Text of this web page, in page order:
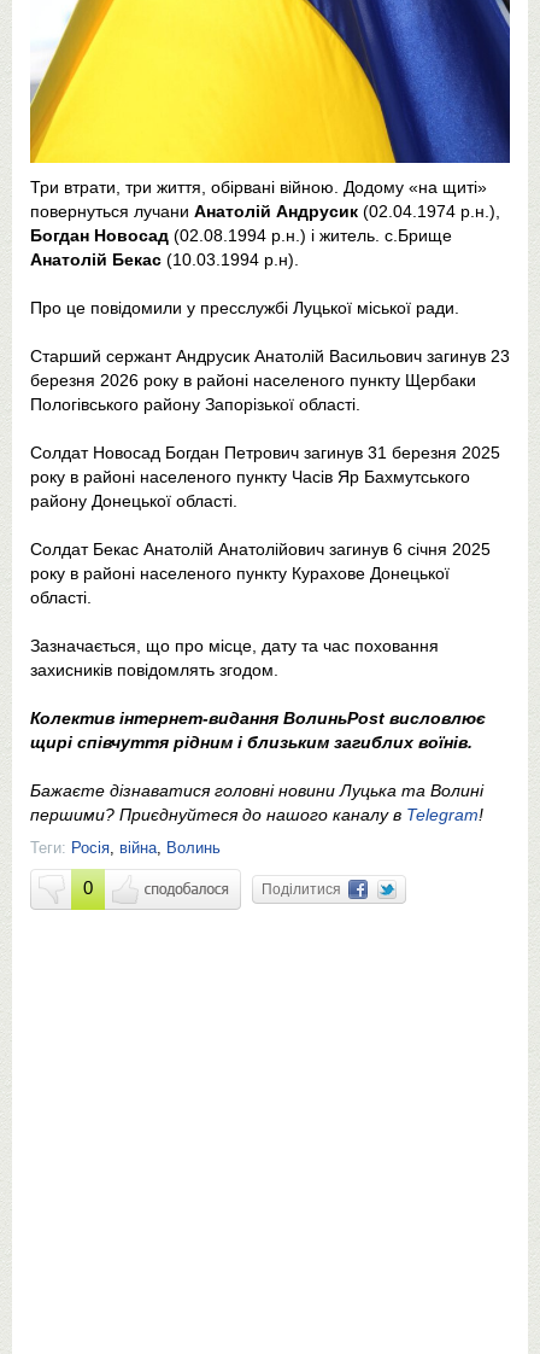
Три втрати, три життя, обірвані війною. Додому «на щиті»
повернуться лучани Анатолій Андрусик (02.04.1974 р.н.),
Богдан Новосад (02.08.1994 р.н.) і житель. с.Брище
Анатолій Бекас (10.03.1994 р.н).
Про це повідомили у пресслужбі Луцької міської ради.
Старший сержант Андрусик Анатолій Васильович загинув 23
березня 2026 року в районі населеного пункту Щербаки
Пологівського району Запорізької області.
Солдат Новосад Богдан Петрович загинув 31 березня 2025
року в районі населеного пункту Часів Яр Бахмутського
району Донецької області.
Солдат Бекас Анатолій Анатолійович загинув 6 січня 2025
року в районі населеного пункту Курахове Донецької
області.
Зазначається, що про місце, дату та час поховання
захисників повідомлять згодом.
Колектив інтернет-видання ВолиньPost висловлює
щирі співчуття рідним і близьким загиблих воїнів.
Бажаєте дізнаватися головні новини Луцька та Волині
першими? Приєднуйтеся до нашого каналу в Telegram!
Теги: Росія війна Волинь
0 Поділитися